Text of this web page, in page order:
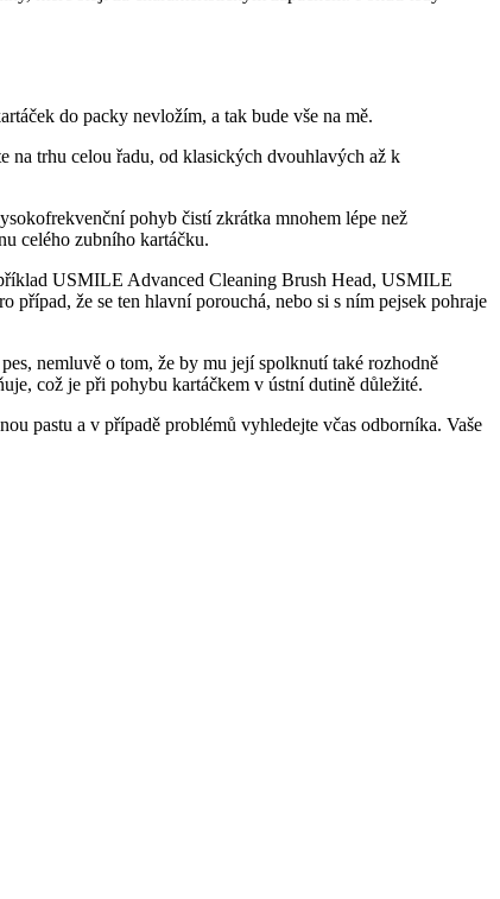
do packy nevložím, a tak bude vše na mě.
na trhu celou řadu, od klasických dvouhlavých až k
pohyb čistí zkrátka mnohem lépe než
celého zubního kartáčku.
USMILE Advanced Cleaning Brush Head, USMILE
že se ten hlavní porouchá, nebo si s ním pejsek pohraje
nemluvě o tom, že by mu její spolknutí také rozhodně
což je při pohybu kartáčkem v ústní dutině důležité.
pastu a v případě problémů vyhledejte včas odborníka. Vaše